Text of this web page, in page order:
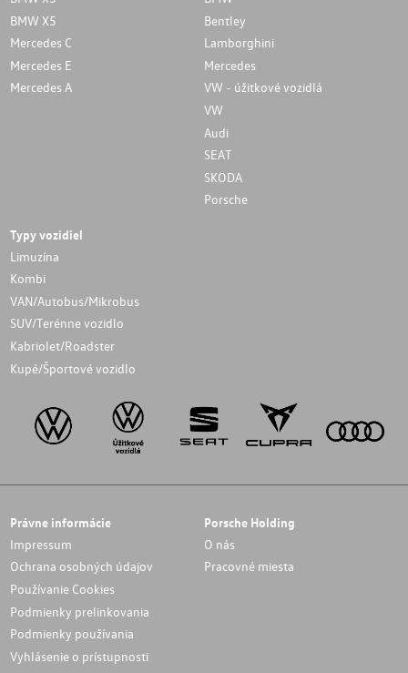
BMW X5
Mercedes C
Mercedes E
Mercedes A
Bentley
Lamborghini
Mercedes
VW - úžitkové vozidlá
VW
Audi
SEAT
SKODA
Porsche
Typy vozidiel
Limuzína
Kombi
VAN/Autobus/Mikrobus
SUV/Terénne vozidlo
Kabriolet/Roadster
Kupé/Športové vozidlo
Právne informácie
Impressum
Ochrana osobných údajov
Používanie Cookies
Podmienky prelinkovania
Podmienky používania
Vyhlásenie o prístupnosti
Porsche Holding
O nás
Pracovné miesta